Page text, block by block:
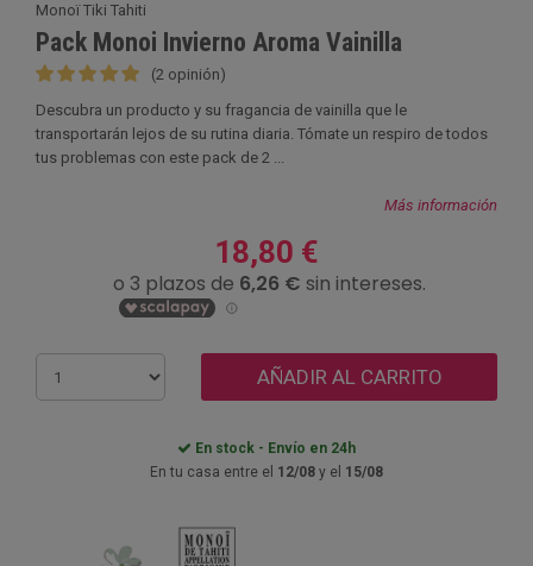
Monoï Tiki Tahiti
Pack Monoi Invierno Aroma Vainilla
(2 opinión)
Descubra un producto y su fragancia de vainilla que le
transportarán lejos de su rutina diaria. Tómate un respiro de todos
tus problemas con este pack de 2 ...
Más información
18,80 €
AÑADIR AL CARRITO
En stock - Envío en 24h
En tu casa entre el 12/08 y el 15/08